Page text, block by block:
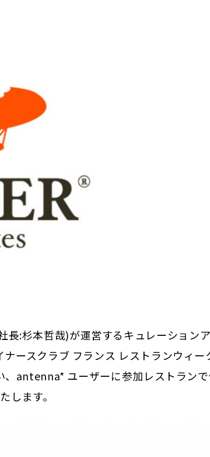
⻑:杉本哲哉)が運営するキュレーション
ースクラブ フランス レストランウィー
、antenna* ユーザーに参加レストラン
します。